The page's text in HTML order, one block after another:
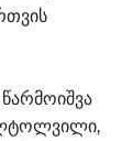
ლტოლვილი,